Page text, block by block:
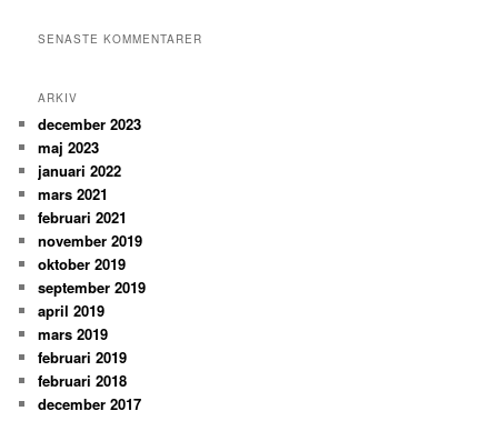
SENASTE KOMMENTARER
ARKIV
december 2023
maj 2023
januari 2022
mars 2021
februari 2021
november 2019
oktober 2019
september 2019
april 2019
mars 2019
februari 2019
februari 2018
december 2017